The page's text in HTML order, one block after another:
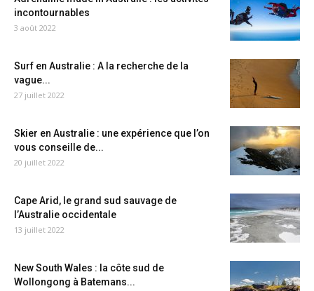
incontournables
3 août 2022
Surf en Australie : A la recherche de la
vague...
27 juillet 2022
Skier en Australie : une expérience que l’on
vous conseille de...
20 juillet 2022
Cape Arid, le grand sud sauvage de
l’Australie occidentale
13 juillet 2022
New South Wales : la côte sud de
Wollongong à Batemans...